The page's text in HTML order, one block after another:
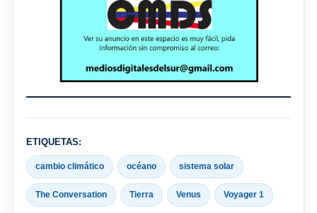
ETIQUETAS:
cambio climático océano sistema solar
The Conversation Tierra Venus Voyager 1